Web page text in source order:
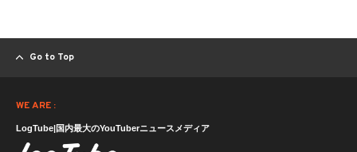
Go to Top
WE ARE :
LogTube|国内最大のYouTuberニュースメディア